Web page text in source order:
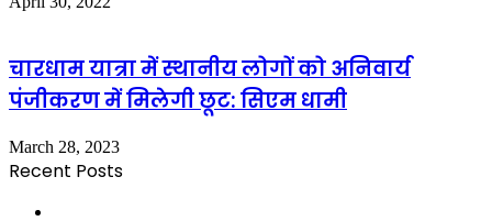
चारधाम यात्रा में स्थानीय लोगों को अनिवार्य
पंजीकरण में मिलेगी छूट: सिएम धामी
March 28, 2023
Recent Posts